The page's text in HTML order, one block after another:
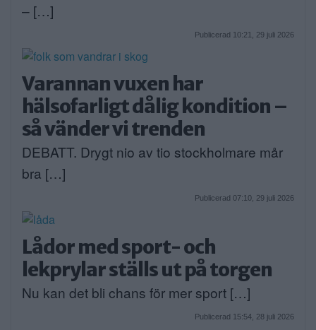
– […]
Publicerad 10:21, 29 juli 2026
Varannan vuxen har
hälsofarligt dålig kondition –
så vänder vi trenden
DEBATT. Drygt nio av tio stockholmare mår
bra […]
Publicerad 07:10, 29 juli 2026
Lådor med sport- och
lekprylar ställs ut på torgen
Nu kan det bli chans för mer sport […]
Publicerad 15:54, 28 juli 2026